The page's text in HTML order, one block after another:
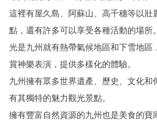
這裡有屋久島、阿蘇山、高千穗等以壯
點，還有許多可以享受各種活動的場所。
光是九州就有熱帶氣候地區和下雪地區
賞神樂表演，提供多樣化的體驗。
九州擁有眾多世界遺產、歷史、文化和
有其獨特的魅力觀光景點。
擁有豐富自然資源的九州也是美食的寶